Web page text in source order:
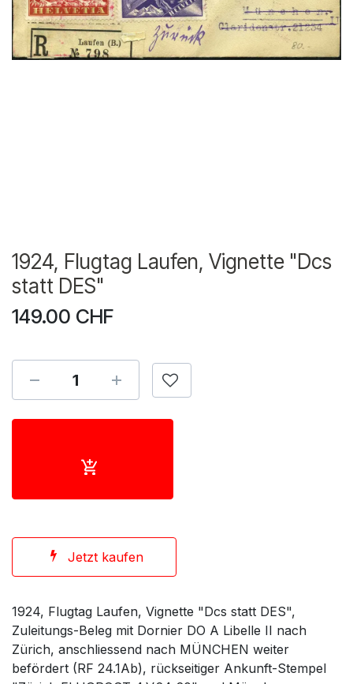
1924, Flugtag Laufen, Vignette "Dcs
statt DES"
149.00 CHF
Jetzt kaufen
1924, Flugtag Laufen, Vignette "Dcs statt DES",
Zuleitungs-Beleg mit Dornier DO A Libelle II nach
Zürich, anschliessend nach MÜNCHEN weiter
befördert (RF 24.1Ab), rückseitiger Ankunft-Stempel